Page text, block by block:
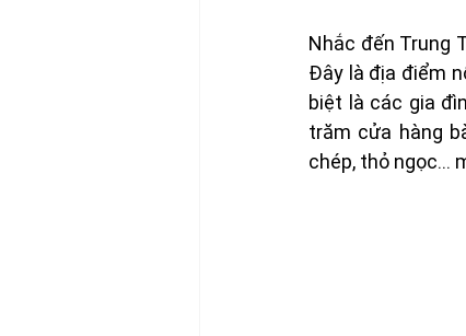
Nhắc đến Trung
Đây là địa điểm
biệt là các gia
trăm cửa hàng
chép, thỏ ngọc…